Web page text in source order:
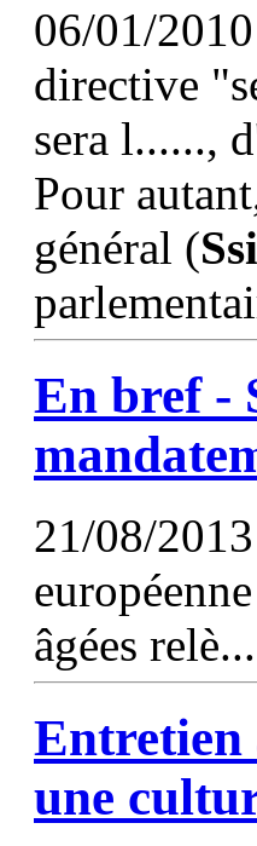
06/01/
directive
sera l......,
Pour
général (
En bref -
21/08/
âgées relè...
Entretien
une